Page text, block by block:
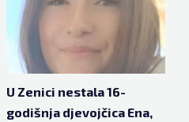
U Zenici nestala 16-
godišnja djevojčica Ena,